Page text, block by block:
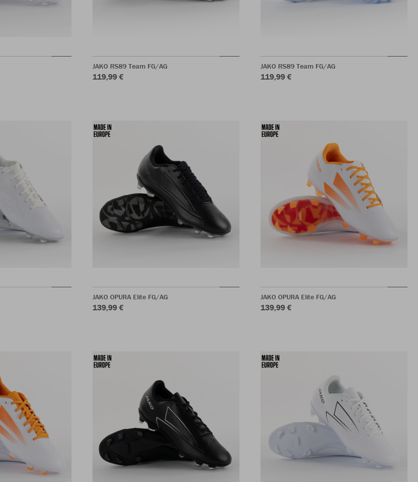
JAKO RS89 Team FG/AG
119,99 €
JAKO RS89 Team FG/AG
119,99 €
JAKO OPURA Elite FG/AG
139,99 €
JAKO OPURA Elite FG/AG
139,99 €